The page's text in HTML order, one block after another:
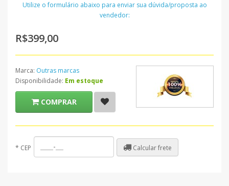
Utilize o formulário abaixo para enviar sua dúvida/proposta ao
vendedor:
R$399,00
Marca: Outras marcas
Disponibilidade: Em estoque
COMPRAR
* CEP Calcular frete